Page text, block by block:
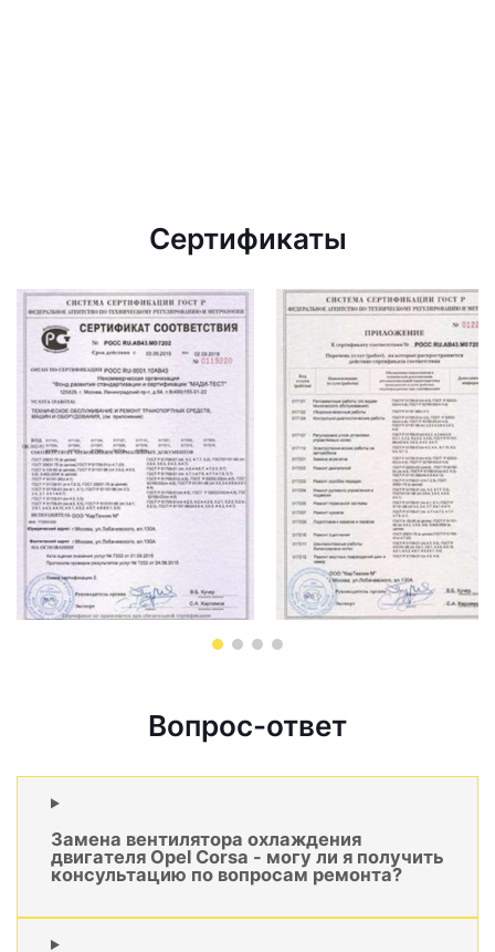
Сертификаты
Вопрос-ответ
Замена вентилятора охлаждения
двигателя Opel Corsa - могу ли я получить
консультацию по вопросам ремонта?